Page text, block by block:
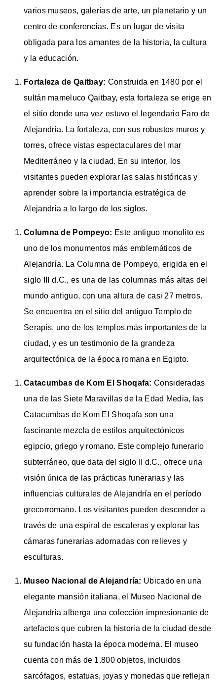
varios museos, galerías de arte, un planetario y un
centro de conferencias. Es un lugar de visita
obligada para los amantes de la historia, la cultura
y la educación.
Fortaleza de Qaitbay: Construida en 1480 por el
sultán mameluco Qaitbay, esta fortaleza se erige en
el sitio donde una vez estuvo el legendario Faro de
Alejandría. La fortaleza, con sus robustos muros y
torres, ofrece vistas espectaculares del mar
Mediterráneo y la ciudad. En su interior, los
visitantes pueden explorar las salas históricas y
aprender sobre la importancia estratégica de
Alejandría a lo largo de los siglos.
Columna de Pompeyo: Este antiguo monolito es
uno de los monumentos más emblemáticos de
Alejandría. La Columna de Pompeyo, erigida en el
siglo III d.C., es una de las columnas más altas del
mundo antiguo, con una altura de casi 27 metros.
Se encuentra en el sitio del antiguo Templo de
Serapis, uno de los templos más importantes de la
ciudad, y es un testimonio de la grandeza
arquitectónica de la época romana en Egipto.
Catacumbas de Kom El Shoqafa: Consideradas
una de las Siete Maravillas de la Edad Media, las
Catacumbas de Kom El Shoqafa son una
fascinante mezcla de estilos arquitectónicos
egipcio, griego y romano. Este complejo funerario
subterráneo, que data del siglo II d.C., ofrece una
visión única de las prácticas funerarias y las
influencias culturales de Alejandría en el período
grecorromano. Los visitantes pueden descender a
través de una espiral de escaleras y explorar las
cámaras funerarias adornadas con relieves y
esculturas.
Museo Nacional de Alejandría: Ubicado en una
elegante mansión italiana, el Museo Nacional de
Alejandría alberga una colección impresionante de
artefactos que cubren la historia de la ciudad desde
su fundación hasta la época moderna. El museo
cuenta con más de 1.800 objetos, incluidos
sarcófagos, estatuas, joyas y monedas que reflejan